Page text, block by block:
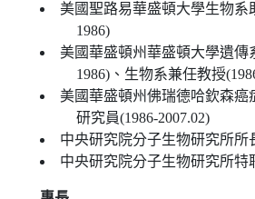
美國聖路易華盛頓大學生物系
1986)
美國華盛頓州華盛頓大學遺傳
1986)、生物系兼任教授
美國華盛頓州佛瑞德哈欽森癌
研究員(1986-2007.02)
中央研究院分子生物研究所所
中央研究院分子生物研究所特